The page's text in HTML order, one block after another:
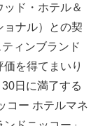
ド・ホテル＆
ョナル）との契
ィンブランド
を得てまいり
日に満了する
コー ホテルマネ